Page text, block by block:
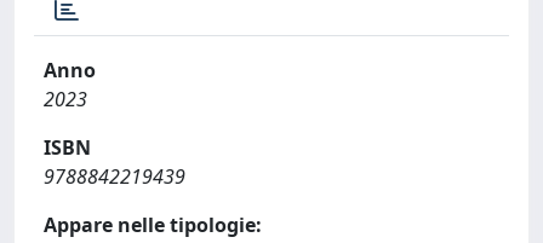
Anno
2023
ISBN
9788842219439
Appare nelle tipologie: